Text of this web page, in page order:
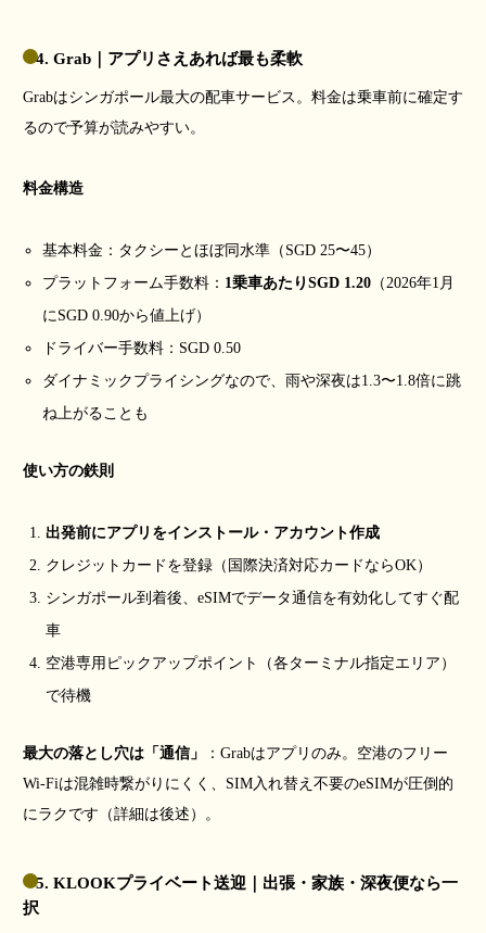
4. Grab｜アプリさえあれば最も柔軟
Grabはシンガポール最大の配車サービス。料金は乗車前に確定す
るので予算が読みやすい。
料金構造
基本料金：タクシーとほぼ同水準（SGD 25〜45）
プラットフォーム手数料： 1乗車あたりSGD 1.20 （2026年1月
にSGD 0.90から値上げ）
ドライバー手数料：SGD 0.50
ダイナミックプライシングなので、雨や深夜は1.3〜1.8倍に跳
ね上がることも
使い方の鉄則
出発前にアプリをインストール・アカウント作成
クレジットカードを登録（国際決済対応カードならOK）
シンガポール到着後、eSIMでデータ通信を有効化してすぐ配
車
空港専用ピックアップポイント（各ターミナル指定エリア）
で待機
最大の落とし穴は「通信」
：Grabはアプリのみ。空港のフリー
Wi-Fiは混雑時繋がりにくく、SIM入れ替え不要のeSIMが圧倒的
にラクです（詳細は後述）。
5. KLOOKプライベート送迎｜出張・家族・深夜便なら一
択